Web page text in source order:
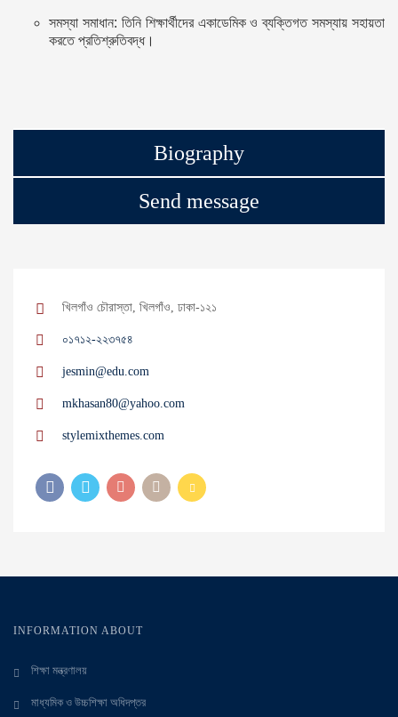
সমস্যা সমাধান: তিনি শিক্ষার্থীদের একাডেমিক ও ব্যক্তিগত সমস্যায় সহায়তা
করতে প্রতিশ্রুতিবদ্ধ।
Biography
Send message
খিলগাঁও চৌরাস্তা, খিলগাঁও, ঢাকা-১২১
০১৭১২-২২৩৭৫৪
jesmin@edu.com
mkhasan80@yahoo.com
stylemixthemes.com
INFORMATION ABOUT
শিক্ষা মন্ত্রণালয়
মাধ্যমিক ও উচ্চশিক্ষা অধিদপ্তর